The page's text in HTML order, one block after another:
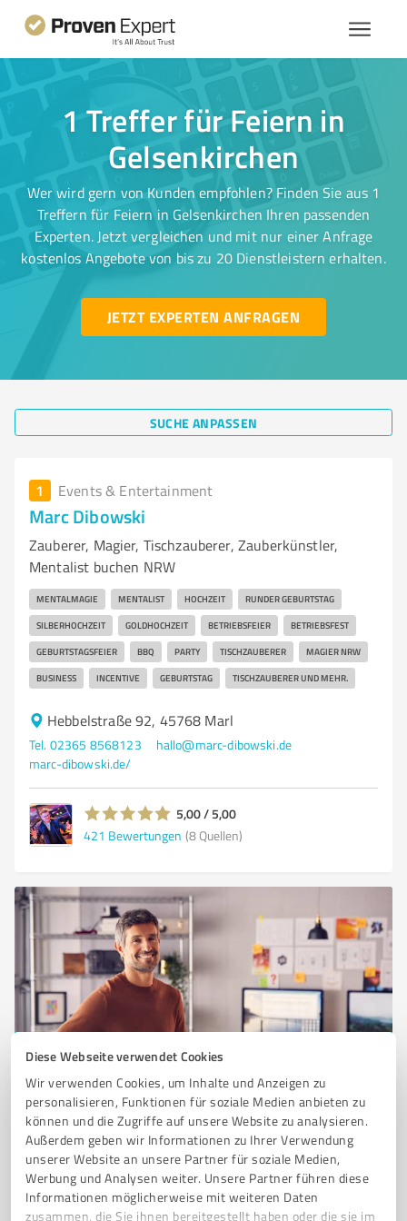
Diese Webseite verwendet Cookies
Wir verwenden Cookies, um Inhalte und Anzeigen zu
personalisieren, Funktionen für soziale Medien anbieten zu
können und die Zugriffe auf unsere Website zu analysieren.
Außerdem geben wir Informationen zu Ihrer Verwendung
unserer Website an unsere Partner für soziale Medien,
Werbung und Analysen weiter. Unsere Partner führen diese
Informationen möglicherweise mit weiteren Daten
zusammen, die Sie ihnen bereitgestellt haben oder die sie im
1 Treffer für Feiern in
Gelsenkirchen
Wer wird gern von Kunden empfohlen? Finden Sie aus 1
Treffern für Feiern in Gelsenkirchen Ihren passenden
Experten. Jetzt vergleichen und mit nur einer Anfrage
kostenlos Angebote von bis zu 20 Dienstleistern erhalten.
JETZT EXPERTEN ANFRAGEN
SUCHE ANPASSEN
1 Events & Entertainment
Marc Dibowski
Zauberer, Magier, Tischzauberer, Zauberkünstler,
Mentalist buchen NRW
MENTALMAGIE MENTALIST HOCHZEIT RUNDER GEBURTSTAG
SILBERHOCHZEIT GOLDHOCHZEIT BETRIEBSFEIER BETRIEBSFEST
GEBURTSTAGSFEIER BBQ PARTY TISCHZAUBERER MAGIER NRW
BUSINESS INCENTIVE GEBURTSTAG TISCHZAUBERER UND MEHR.
Hebbelstraße 92, 45768 Marl
Tel. 02365 8568123
hallo@marc-dibowski.de
marc-dibowski.de/
5,00 / 5,00
421 Bewertungen (8 Quellen)
Sie möchten auch hier gelistet werden?
Registrieren Sie sich jetzt und werden Sie ein von
Kunden empfohlener ProvenExpert!
1